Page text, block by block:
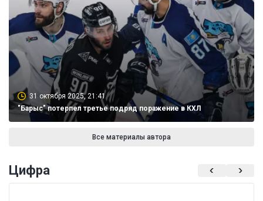
31 октября 2025, 21:41
"Барыс" потерпел третье подряд поражение в КХЛ
Все материалы автора
Цифра